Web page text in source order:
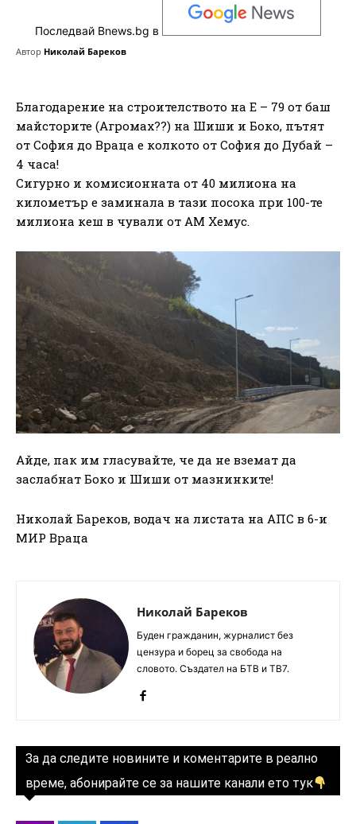
Последвай Bnews.bg в
Автор Николай Бареков
Благодарение на строителството на Е – 79 от баш
майсторите (Агромах??) на Шиши и Боко, пътят
от София до Враца е колкото от София до Дубай –
4 часа!
Сигурно и комисионната от 40 милиона на
километър е заминала в тази посока при 100-те
милиона кеш в чували от АМ Хемус.
Айде, пак им гласувайте, че да не вземат да
заслабнат Боко и Шиши от мазнинките!
Николай Бареков, водач на листата на АПС в 6-и
МИР Враца
Николай Бареков
Буден гражданин, журналист без
цензура и борец за свобода на
словото. Създател на БТВ и ТВ7.
За да следите новините и коментарите в реално
време, абонирайте се за нашите канали ето тук